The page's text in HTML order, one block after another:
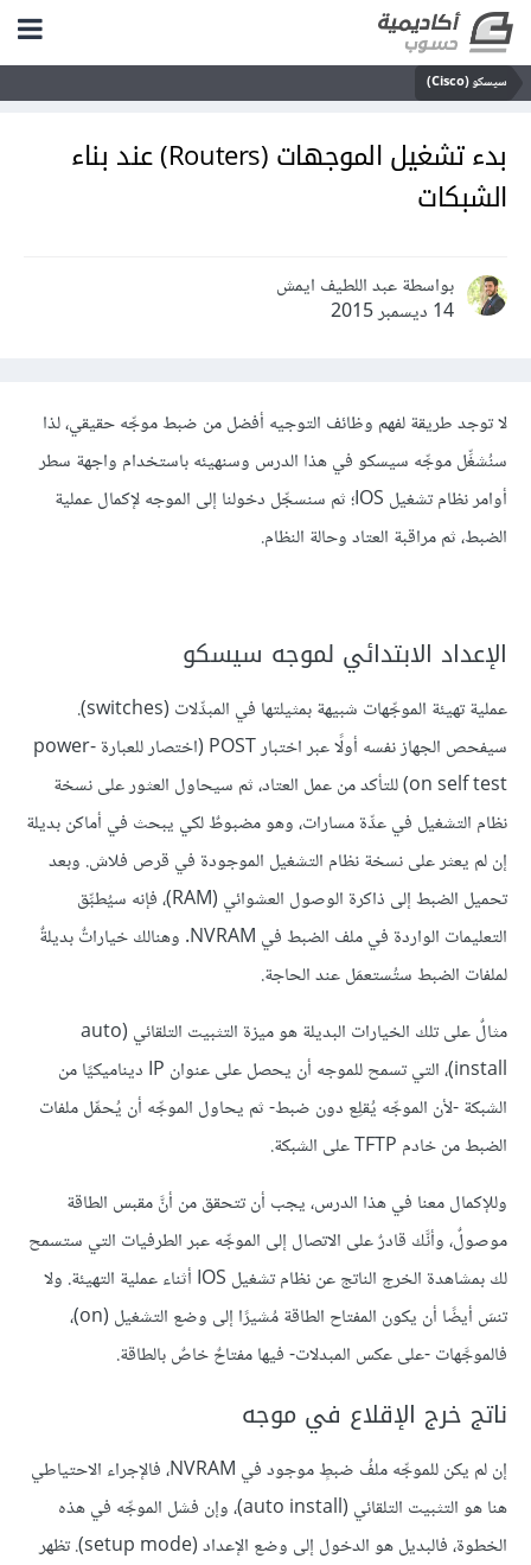
سيسكو (Cisco)
بدء تشغيل الموجهات (Routers) عند بناء
الشبكات
بواسطة عبد اللطيف ايمش
14 ديسمبر 2015
لا توجد طريقة لفهم وظائف التوجيه أفضل من ضبط موجِّه حقيقي، لذا
سنُشغِّل موجِّه سيسكو في هذا الدرس وسنهيئه باستخدام واجهة سطر
أوامر نظام تشغيل IOS؛ ثم سنسجِّل دخولنا إلى الموجه لإكمال عملية
الضبط، ثم مراقبة العتاد وحالة النظام.
الإعداد الابتدائي لموجه سيسكو
عملية تهيئة الموجِّهات شبيهة بمثيلتها في المبدِّلات (switches).
سيفحص الجهاز نفسه أولًا عبر اختبار POST (اختصار للعبارة power-
on self test) للتأكد من عمل العتاد، ثم سيحاول العثور على نسخة
نظام التشغيل في عدِّة مسارات، وهو مضبوطٌ لكي يبحث في أماكن بديلة
إن لم يعثر على نسخة نظام التشغيل الموجودة في قرص فلاش. وبعد
تحميل الضبط إلى ذاكرة الوصول العشوائي (RAM)، فإنه سيُطبِّق
التعليمات الواردة في ملف الضبط في NVRAM. وهنالك خياراتٌ بديلةٌ
لملفات الضبط ستُستعمَل عند الحاجة.
مثالٌ على تلك الخيارات البديلة هو ميزة التثبيت التلقائي (auto
install)، التي تسمح للموجه أن يحصل على عنوان IP ديناميكيًا من
الشبكة -لأن الموجِّه يُقلِع دون ضبط- ثم يحاول الموجِّه أن يُحمِّل ملفات
الضبط من خادم TFTP على الشبكة.
وللإكمال معنا في هذا الدرس، يجب أن تتحقق من أنَّ مقبس الطاقة
موصولٌ، وأنَّك قادرٌ على الاتصال إلى الموجِّه عبر الطرفيات التي ستسمح
لك بمشاهدة الخرج الناتج عن نظام تشغيل IOS أثناء عملية التهيئة. ولا
تنسَ أيضًا أن يكون المفتاح الطاقة مُشيرًا إلى وضع التشغيل (on)،
فالموجَّهات -على عكس المبدلات- فيها مفتاحٌ خاصٌ بالطاقة.
ناتج خرج الإقلاع في موجه
إن لم يكن للموجِّه ملفُ ضبطٍ موجود في NVRAM، فالإجراء الاحتياطي
هنا هو التثبيت التلقائي (auto install)، وإن فشل الموجِّه في هذه
الخطوة، فالبديل هو الدخول إلى وضع الإعداد (setup mode). تظهر